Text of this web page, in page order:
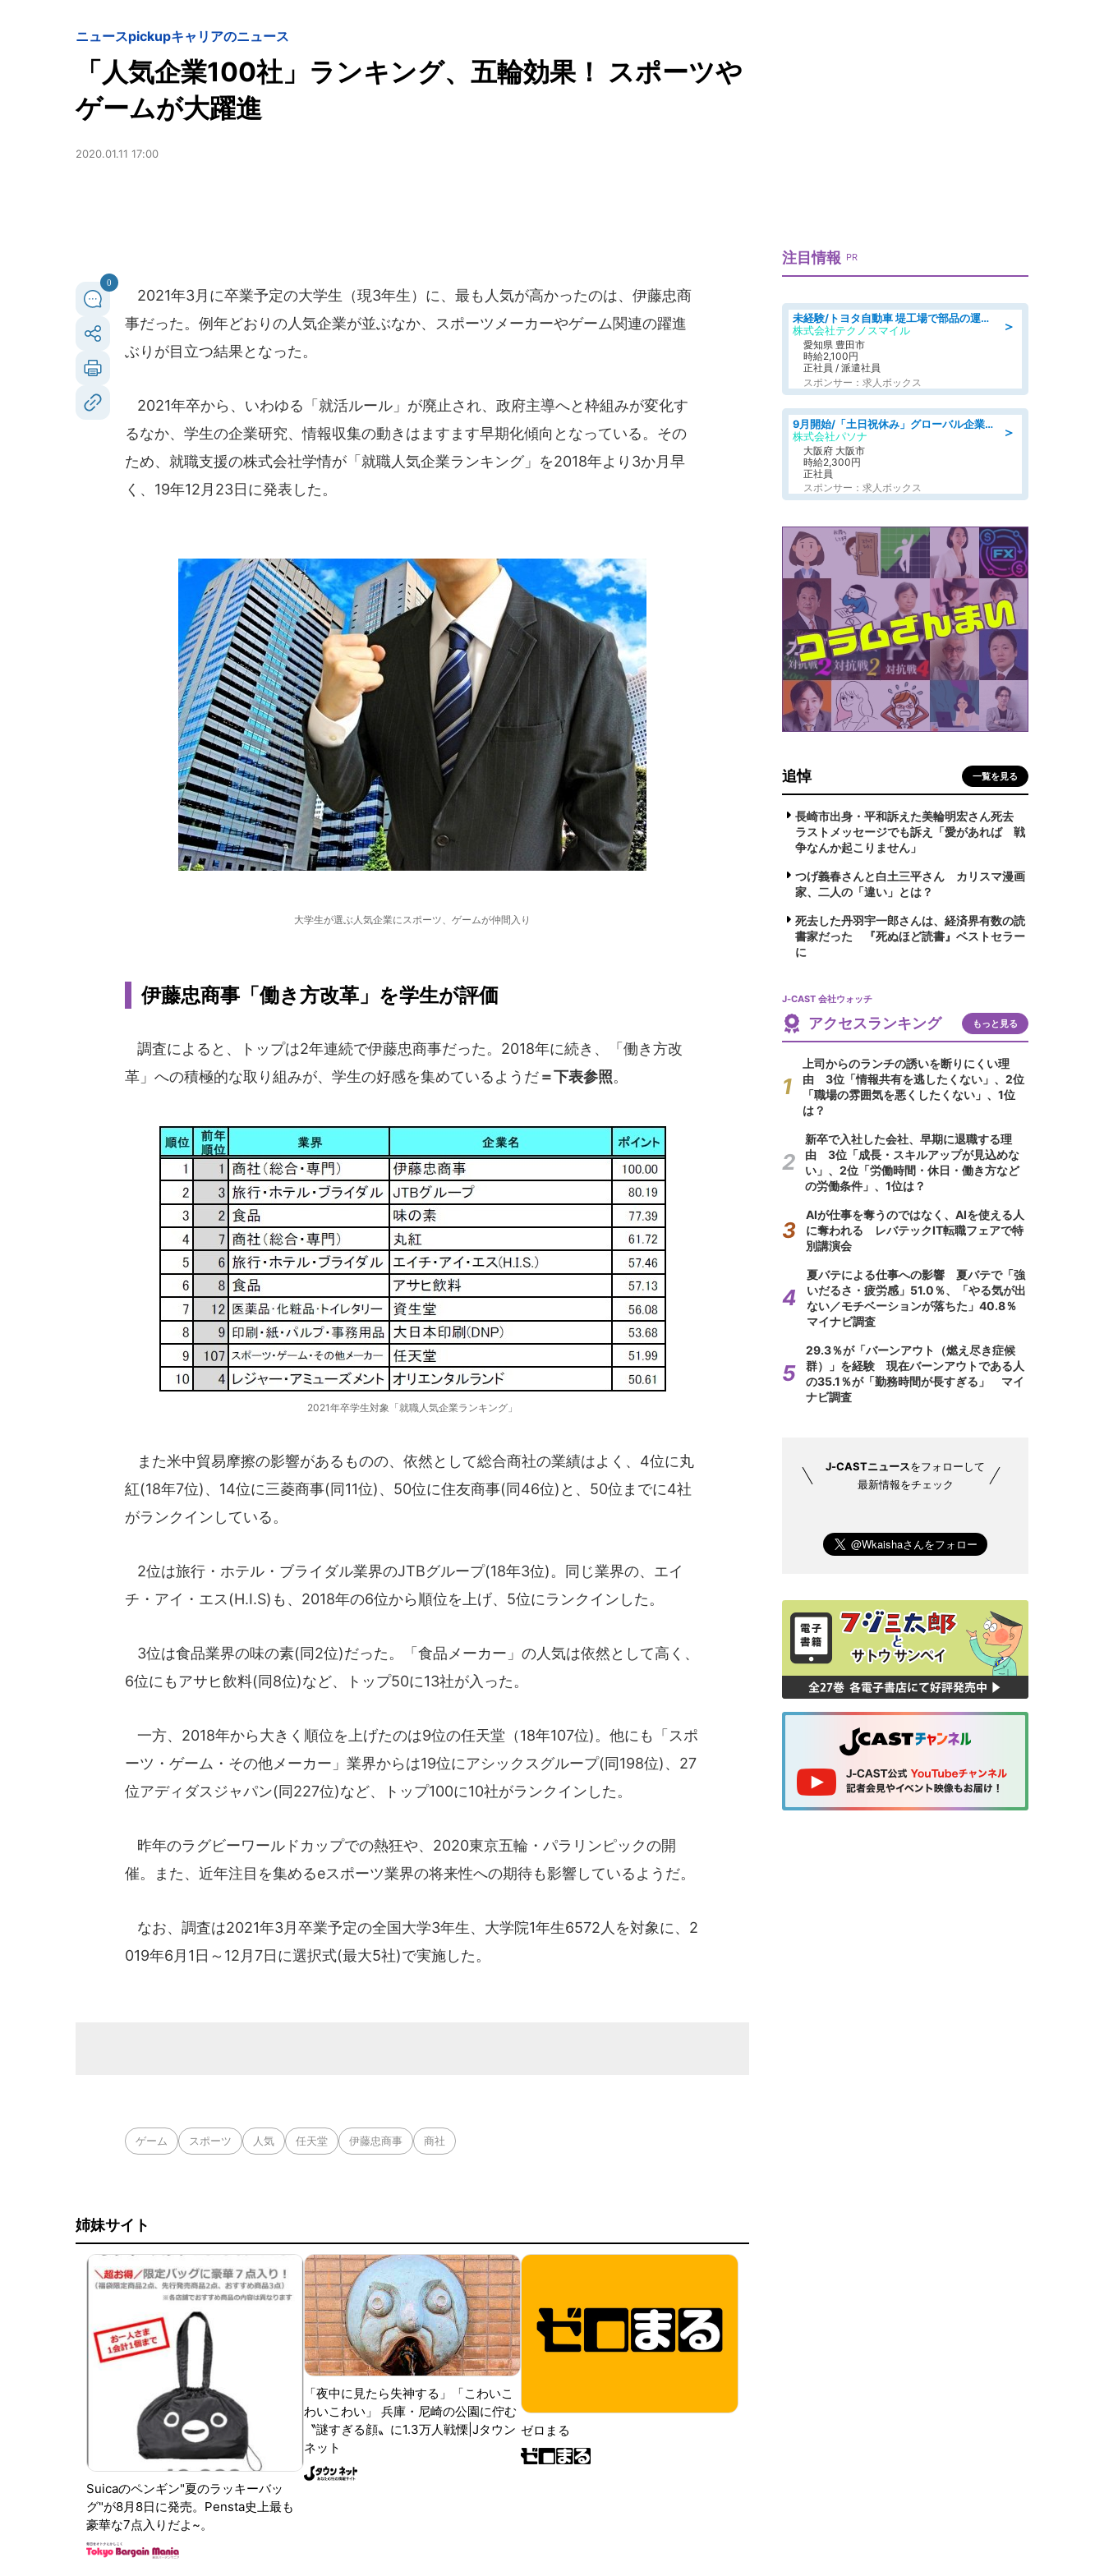
ニュースpickupキャリアのニュース
「人気企業100社」ランキング、五輪効果！ スポーツや
ゲームが大躍進
2020.01.11 17:00
0
2021年3月に卒業予定の大学生（現3年生）に、最も人気が高かったのは、伊藤忠商
事だった。例年どおりの人気企業が並ぶなか、スポーツメーカーやゲーム関連の躍進
ぶりが目立つ結果となった。
2021年卒から、いわゆる「就活ルール」が廃止され、政府主導へと枠組みが変化す
るなか、学生の企業研究、情報収集の動きはますます早期化傾向となっている。その
ため、就職支援の株式会社学情が「就職人気企業ランキング」を2018年より3か月早
く、19年12月23日に発表した。
大学生が選ぶ人気企業にスポーツ、ゲームが仲間入り
伊藤忠商事「働き方改革」を学生が評価
調査によると、トップは2年連続で伊藤忠商事だった。2018年に続き、「働き方改
革」への積極的な取り組みが、学生の好感を集めているようだ＝下表参照。
2021年卒学生対象「就職人気企業ランキング」
また米中貿易摩擦の影響があるものの、依然として総合商社の業績はよく、4位に丸
紅(18年7位)、14位に三菱商事(同11位)、50位に住友商事(同46位)と、50位までに4社
がランクインしている。
2位は旅行・ホテル・ブライダル業界のJTBグループ(18年3位)。同じ業界の、エイ
チ・アイ・エス(H.I.S)も、2018年の6位から順位を上げ、5位にランクインした。
3位は食品業界の味の素(同2位)だった。「食品メーカー」の人気は依然として高く、
6位にもアサヒ飲料(同8位)など、トップ50に13社が入った。
一方、2018年から大きく順位を上げたのは9位の任天堂（18年107位)。他にも「スポ
ーツ・ゲーム・その他メーカー」業界からは19位にアシックスグループ(同198位)、27
位アディダスジャパン(同227位)など、トップ100に10社がランクインした。
昨年のラグビーワールドカップでの熱狂や、2020東京五輪・パラリンピックの開
催。また、近年注目を集めるeスポーツ業界の将来性への期待も影響しているようだ。
なお、調査は2021年3月卒業予定の全国大学3年生、大学院1年生6572人を対象に、2
019年6月1日～12月7日に選択式(最大5社)で実施した。
ゲーム スポーツ 人気 任天堂 伊藤忠商事 商社
姉妹サイト
Suicaのペンギン"夏のラッキーバッ
グ"が8月8日に発売。Pensta史上最も
豪華な7点入りだよ~。
「夜中に見たら失神する」「こわいこ
わいこわい」 兵庫・尼崎の公園に佇む
〝謎すぎる顔〟に1.3万人戦慄|Jタウン
ネット
ゼロまる
注目情報 PR
＞
未経験/トヨタ自動車 堤工場で部品の運搬作業/tutumi
株式会社テクノスマイル
愛知県 豊田市
時給2,100円
正社員 / 派遣社員
スポンサー：求人ボックス
＞
9月開始/「土日祝休み」グローバル企業での産業保健のお仕事/保健師/高時給/残業なし/服装自由
株式会社パソナ
大阪府 大阪市
時給2,300円
正社員
スポンサー：求人ボックス
追悼 一覧を見る
長崎市出身・平和訴えた美輪明宏さん死去
ラストメッセージでも訴え「愛があれば 戦
争なんか起こりません」
つげ義春さんと白土三平さん カリスマ漫画
家、二人の「違い」とは？
死去した丹羽宇一郎さんは、経済界有数の読
書家だった 『死ぬほど読書』ベストセラー
に
J-CAST 会社ウォッチ
アクセスランキング もっと見る
上司からのランチの誘いを断りにくい理
由 3位「情報共有を逃したくない」、2位
「職場の雰囲気を悪くしたくない」、1位
は？
新卒で入社した会社、早期に退職する理
由 3位「成長・スキルアップが見込めな
い」、2位「労働時間・休日・働き方など
の労働条件」、1位は？
AIが仕事を奪うのではなく、AIを使える人
に奪われる レバテックIT転職フェアで特
別講演会
夏バテによる仕事への影響 夏バテで「強
いだるさ・疲労感」51.0％、「やる気が出
ない／モチベーションが落ちた」40.8％
マイナビ調査
29.3％が「バーンアウト（燃え尽き症候
群）」を経験 現在バーンアウトである人
の35.1％が「勤務時間が長すぎる」 マイ
ナビ調査
J-CASTニュースをフォローして
最新情報をチェック